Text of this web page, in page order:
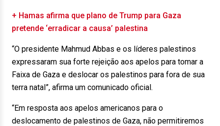
+ Hamas afirma que plano de Trump para Gaza
pretende ‘erradicar a causa’ palestina
“O presidente Mahmud Abbas e os líderes palestinos
expressaram sua forte rejeição aos apelos para tomar a
Faixa de Gaza e deslocar os palestinos para fora de sua
terra natal”, afirma um comunicado oficial.
“Em resposta aos apelos americanos para o
deslocamento de palestinos de Gaza, não permitiremos